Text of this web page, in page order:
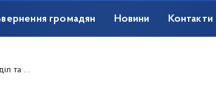
громадян Новини Контакти
бюджету України на 2024 рік